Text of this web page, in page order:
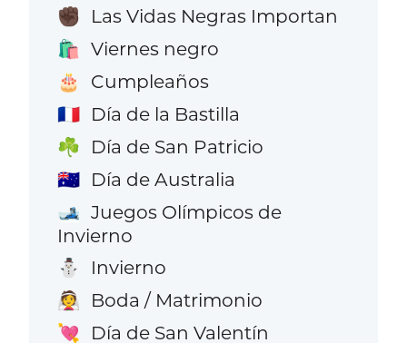
✊🏿 Las Vidas Negras Importan
🛍️ Viernes negro
🎂 Cumpleaños
🇫🇷 Día de la Bastilla
☘️ Día de San Patricio
🇦🇺 Día de Australia
🎿 Juegos Olímpicos de
Invierno
⛄ Invierno
👰 Boda / Matrimonio
💘 Día de San Valentín